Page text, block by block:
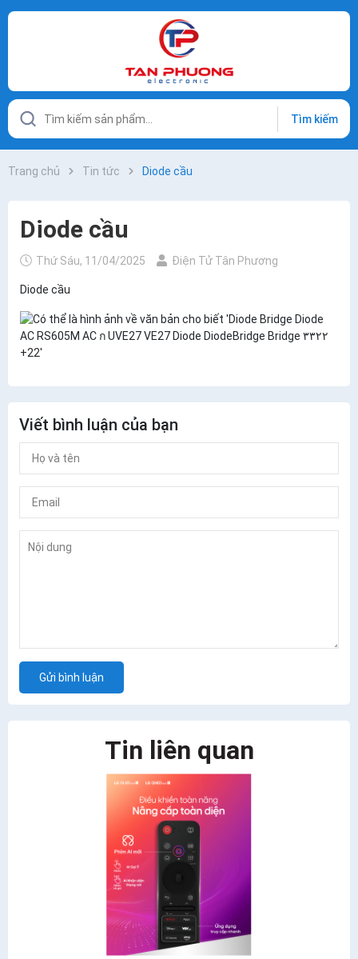
Tìm kiếm
Trang chủ Tin tức Diode cầu
Diode cầu
Thứ Sáu, 11/04/2025 Điện Tử Tân Phương
Diode cầu
Viết bình luận của bạn
Gửi bình luận
Tin liên quan